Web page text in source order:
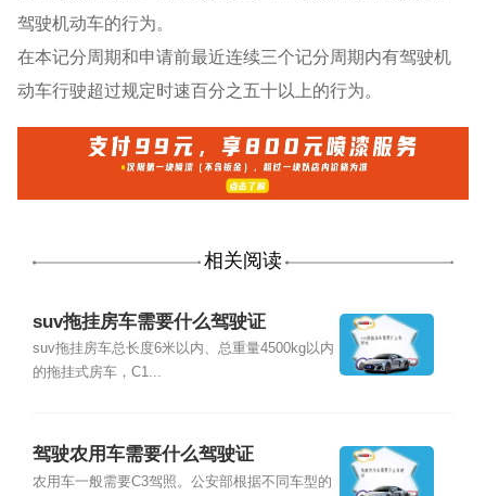
驾驶机动车的行为。
在本记分周期和申请前最近连续三个记分周期内有驾驶机
动车行驶超过规定时速百分之五十以上的行为。
相关阅读
suv拖挂房车需要什么驾驶证
suv拖挂房车总长度6米以内、总重量4500kg以内
的拖挂式房车，C1...
驾驶农用车需要什么驾驶证
农用车一般需要C3驾照。公安部根据不同车型的